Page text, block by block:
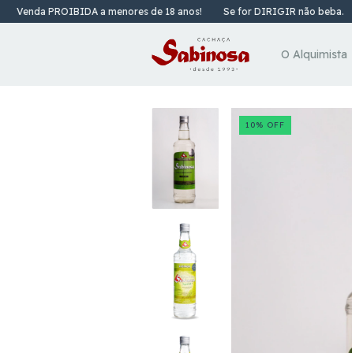
a menores de 18 anos! Se for DIRIGIR não beba. Venda
O Alquimista
10% OFF